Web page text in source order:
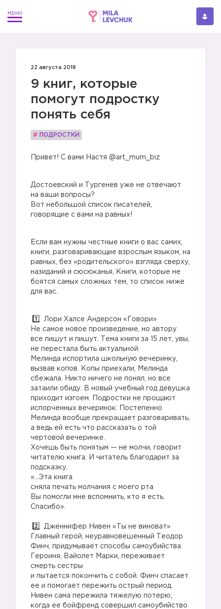
22 августа 2018
9 книг, которые
помогут подростку
понять себя
# ПОДРОСТКИ
Привет! С вами Настя @art_mum_biz
Достоевский и Тургенев уже не отвечают
на ваши вопросы?
Вот небольшой список писателей,
говорящие с вами на равных!
Если вам нужны честные книги о вас самих,
книги, разговаривающие взрослым языком, на
равных, без «родительского» взгляда сверху,
назиданий и сюсюканья, Книги, которые не
боятся самых сложных тем, то список ниже
для вас.
Лори Халсе Андерсон «Говори»
Не самое новое произведение, но автору
все пишут и пишут. Тема книги за 15 лет, увы,
не перестала быть актуальной.
Мелинда испортила школьную вечеринку,
вызвав копов. Копы приехали, Мелинда
сбежала. Никто ничего не понял, но все
затаили обиду. В новый учебный год девушка
приходит изгоем. Подростки не прощают
испорченных вечеринок. Постепенно
Мелинда вообще прекращает разговаривать,
а ведь ей есть что рассказать о той
чертовой вечеринке.
Хочешь быть понятым — не молчи, говорит
читателю книга. И читатель благодарит за
подсказку.
»…Эта книга
сняла печать молчания с моего рта
Вы помогли мне вспомнить, кто я есть.
Спасибо».
Дженнифер Нивен «Ты не виноват»
Главный герой, неуравновешенный Теодор
Финч, придумывает способы самоубийства.
Героиня, Вайолет Марки, переживает
смерть сестры
и пытается покончить с собой. Финч спасает
ее и помогает пережить острый период.
Нивен сама пережила тяжелую потерю,
когда ее бойфренд совершил самоубийство.